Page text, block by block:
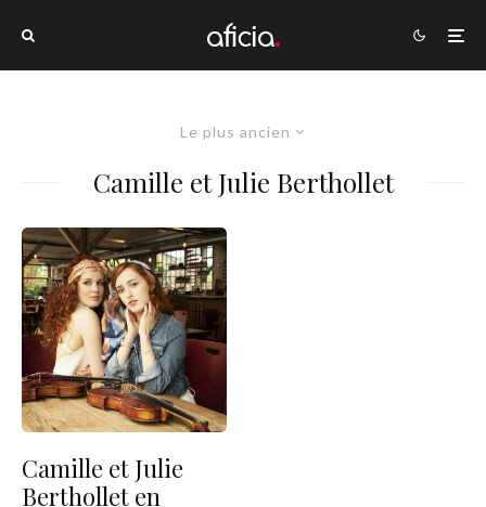
Le plus ancien
Camille et Julie Berthollet
Camille et Julie
Berthollet en